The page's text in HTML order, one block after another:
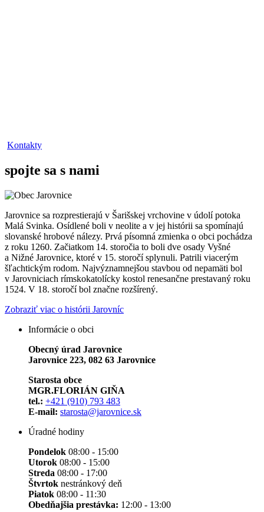
Kontakty
spojte sa s nami
Jarovnice sa rozprestierajú v Šarišskej vrchovine v údolí potoka
Malá Svinka. Osídlené boli v neolite a v jej histórii sa spomínajú
slovanské hrobové nálezy. Prvá písomná zmienka o obci pochádza
z roku 1260. Začiatkom 14. storočia to boli dve osady Vyšné
a Nižné Jarovnice, ktoré v 15. storočí splynuli. Patrili viacerým
šľachtickým rodom. Najvýznamnejšou stavbou od nepamäti bol
v Jarovniciach rímskokatolícky kostol renesančne prestavaný roku
1524. V 18. storočí bol značne rozšírený.
Zobraziť viac o histórii Jarovníc
Informácie o obci
Obecný úrad Jarovnice
Jarovnice 223, 082 63 Jarovnice
Starosta obce
MGR.FLORIÁN GIŇA
tel.: +421 (910) 793 483
E-mail: starosta@jarovnice.sk
Úradné hodiny
Pondelok 08:00 - 15:00
Utorok 08:00 - 15:00
Streda 08:00 - 17:00
Štvrtok nestránkový deň
Piatok 08:00 - 11:30
Obedňajšia prestávka: 12:00 - 13:00